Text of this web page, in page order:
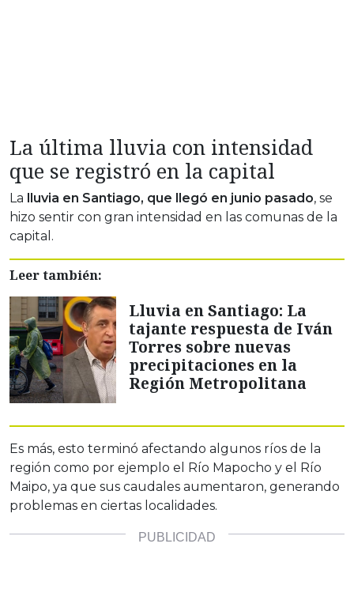
La última lluvia con intensidad
que se registró en la capital
La lluvia en Santiago, que llegó en junio pasado, se
hizo sentir con gran intensidad en las comunas de la
capital.
Leer también:
Lluvia en Santiago: La
tajante respuesta de Iván
Torres sobre nuevas
precipitaciones en la
Región Metropolitana
Es más, esto terminó afectando algunos ríos de la
región como por ejemplo el Río Mapocho y el Río
Maipo, ya que sus caudales aumentaron, generando
problemas en ciertas localidades.